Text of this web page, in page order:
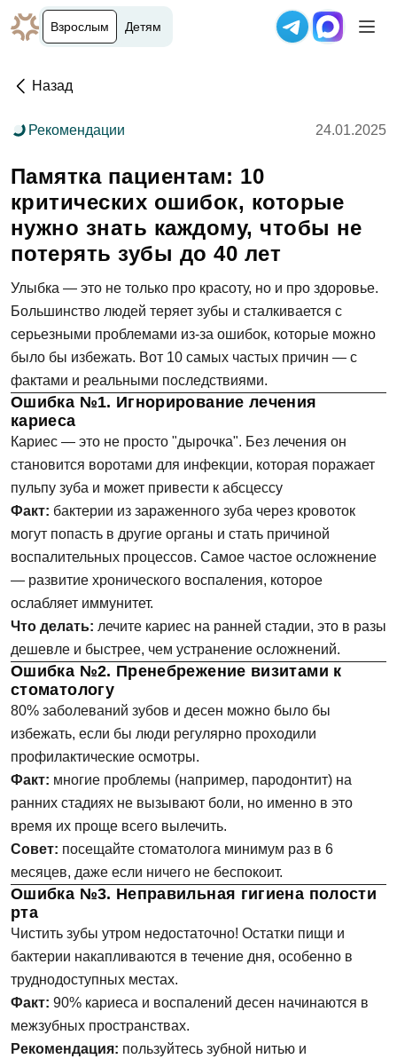
Взрослым Детям
Назад
Рекомендации 24.01.2025
Памятка пациентам: 10
критических ошибок, которые
нужно знать каждому, чтобы не
потерять зубы до 40 лет
Улыбка — это не только про красоту, но и про здоровье.
Большинство людей теряет зубы и сталкивается с
серьезными проблемами из-за ошибок, которые можно
было бы избежать. Вот 10 самых частых причин — с
фактами и реальными последствиями.
Ошибка №1. Игнорирование лечения
кариеса
Кариес — это не просто "дырочка". Без лечения он
становится воротами для инфекции, которая поражает
пульпу зуба и может привести к абсцессу
Факт: бактерии из зараженного зуба через кровоток
могут попасть в другие органы и стать причиной
воспалительных процессов. Самое частое осложнение
— развитие хронического воспаления, которое
ослабляет иммунитет.
Что делать: лечите кариес на ранней стадии, это в разы
дешевле и быстрее, чем устранение осложнений.
Ошибка №2. Пренебрежение визитами к
стоматологу
80% заболеваний зубов и десен можно было бы
избежать, если бы люди регулярно проходили
профилактические осмотры.
Факт: многие проблемы (например, пародонтит) на
ранних стадиях не вызывают боли, но именно в это
время их проще всего вылечить.
Совет: посещайте стоматолога минимум раз в 6
месяцев, даже если ничего не беспокоит.
Ошибка №3. Неправильная гигиена полости
рта
Чистить зубы утром недостаточно! Остатки пищи и
бактерии накапливаются в течение дня, особенно в
труднодоступных местах.
Факт: 90% кариеса и воспалений десен начинаются в
межзубных пространствах.
Рекомендация: пользуйтесь зубной нитью и